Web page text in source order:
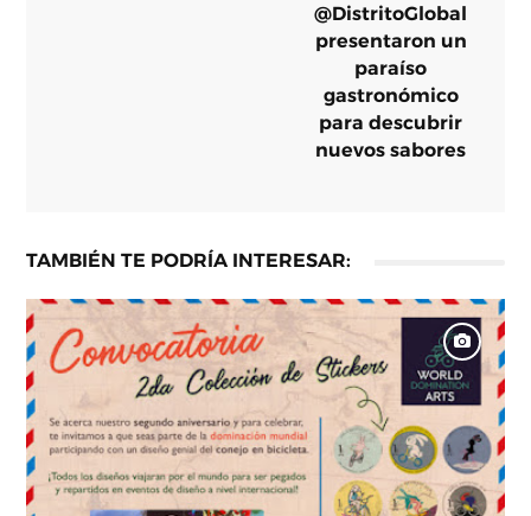
@DistritoGlobal
presentaron un
paraíso
gastronómico
para descubrir
nuevos sabores
TAMBIÉN TE PODRÍA INTERESAR: